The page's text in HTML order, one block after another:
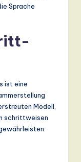
Sprache
ist eine
Modell,
schrittweisen